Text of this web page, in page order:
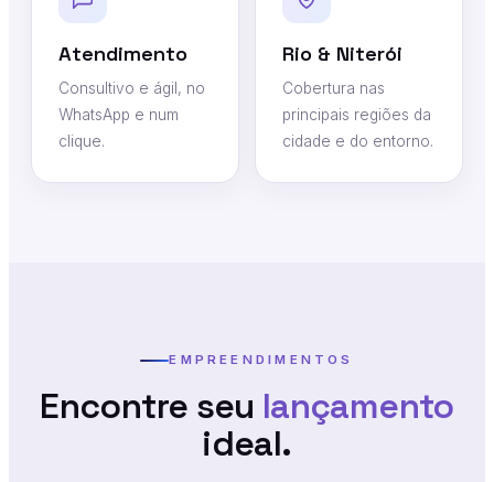
Atendimento
Consultivo e ágil, no
WhatsApp e num
clique.
Rio & Niterói
Cobertura nas
principais regiões da
cidade e do entorno.
EMPREENDIMENTOS
Encontre seu lançamento
ideal.